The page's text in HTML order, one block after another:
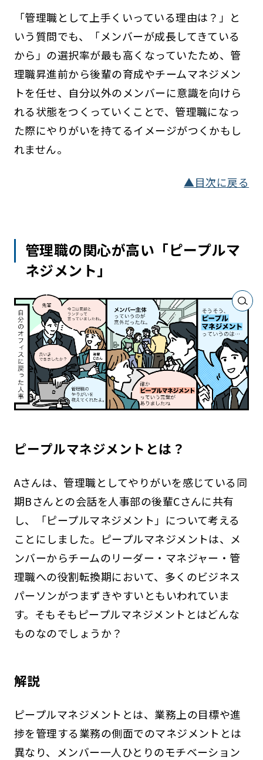
「管理職として上手くいっている理由は？」と
いう質問でも、「メンバーが成長してきている
から」の選択率が最も高くなっていたため、管
理職昇進前から後輩の育成やチームマネジメン
トを任せ、自分以外のメンバーに意識を向けら
れる状態をつくっていくことで、管理職になっ
た際にやりがいを持てるイメージがつくかもし
れません。
▲目次に戻る
管理職の関心が高い「ピープルマ
ネジメント」
ピープルマネジメントとは？
Aさんは、管理職としてやりがいを感じている同
期Bさんとの会話を人事部の後輩Cさんに共有
し、「ピープルマネジメント」について考える
ことにしました。ピープルマネジメントは、メ
ンバーからチームのリーダー・マネジャー・管
理職への役割転換期において、多くのビジネス
パーソンがつまずきやすいともいわれていま
す。そもそもピープルマネジメントとはどんな
ものなのでしょうか？
解説
ピープルマネジメントとは、業務上の目標や進
捗を管理する業務の側面でのマネジメントとは
異なり、メンバー一人ひとりのモチベーション